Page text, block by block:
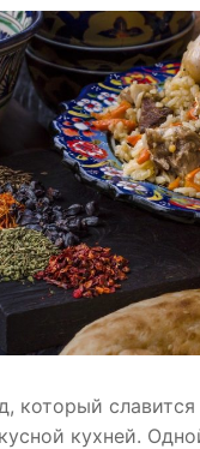
который славится
кухней.